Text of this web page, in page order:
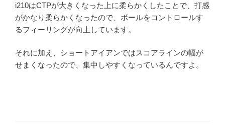
i210はCTPが大きくなった上に柔らかくしたことで、打感
がかなり柔らかくなったので、ボールをコントロールす
るフィーリングが向上しています。
それに加え、ショートアイアンではスコアラインの幅が
せまくなったので、集中しやすくなっているんですよ。